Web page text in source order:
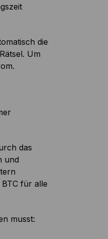
die
Um
das
und
für alle
musst: